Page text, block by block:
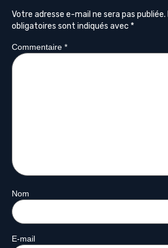
Votre adresse e-mail ne sera pas publiée.
obligatoires sont indiqués avec *
Commentaire *
Nom
E-mail